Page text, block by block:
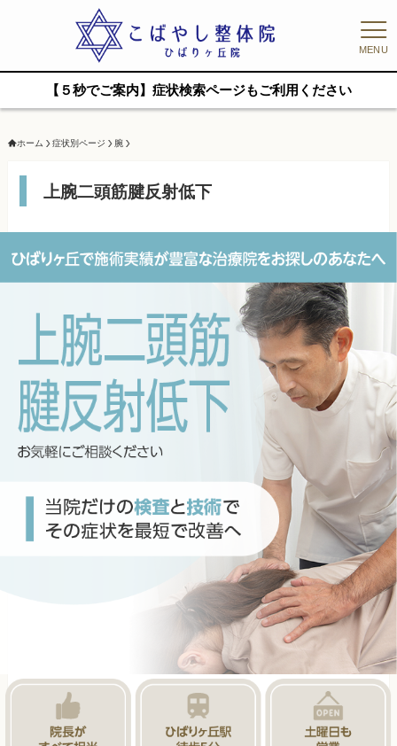
MENU
【５秒でご案内】症状検索ページもご利用ください
ホーム 症状別ページ 腕
上腕二頭筋腱反射低下